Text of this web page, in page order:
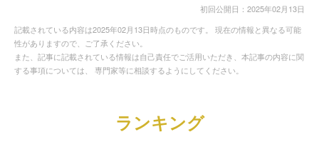
初回公開日：2025年02月13日
記載されている内容は2025年02月13日時点のものです。 現在の情報と異なる可能
性がありますので、ご了承ください。
また、記事に記載されている情報は自己責任でご活用いただき、本記事の内容に関
する事項については、 専門家等に相談するようにしてください。
ランキング